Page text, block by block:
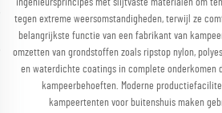
ingenieursprincipes met slijtvaste materialen om
tegen extreme weersomstandigheden, terwijl ze
belangrijkste functie van een fabrikant van
omzetten van grondstoffen zoals ripstop nylon,
en waterdichte coatings in complete onderkomen
kampeerbehoeften. Moderne
kampeertenten voor buitenshuis maken